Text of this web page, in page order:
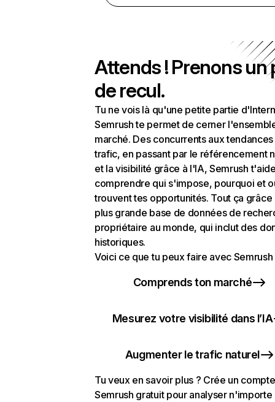
Attends ! Prenons un
de recul.
Tu ne vois là qu'une petite partie
Semrush te permet de cerner
marché. Des concurrents aux
trafic, en passant par le référencement
et la visibilité grâce à l'IA, Semrush
comprendre qui s'impose, pourquoi et
trouvent tes opportunités. Tout ça grâce
plus grande base de données de
propriétaire au monde, qui inclut des
historiques.
Voici ce que tu peux faire avec Semrush
Comprends ton marché
Mesurez votre visibilité dans l’IA
Augmenter le trafic naturel
Tu veux en savoir plus ? Crée un compte
Semrush gratuit pour analyser n'importe